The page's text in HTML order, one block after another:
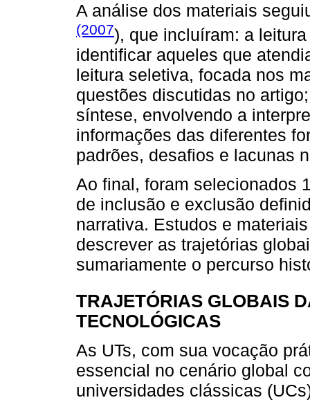
A análise dos materiais
(2007), que incluíram: a
identificar aqueles que
leitura seletiva, focada nos
questões discutidas no
síntese, envolvendo a
informações das diferentes
padrões, desafios e lacunas
Ao final, foram selecionados
de inclusão e exclusão
narrativa. Estudos e
descrever as trajetórias
sumariamente o percurso
TRAJETÓRIAS GLOBAIS
TECNOLÓGICAS
As UTs, com sua vocação
essencial no cenário global
universidades clássicas